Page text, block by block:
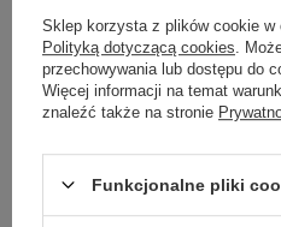
Sklep korzysta z plików cookie w
Polityką dotyczącą cookies .
przechowywania lub dostępu do
Więcej informacji na temat
znaleźć także na stronie
Funkcjonalne pliki